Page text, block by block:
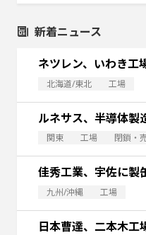
新着ニュース
ネツレン、いわき工
北海道/東北 工場
ルネサス、半導体製
関東 工場 閉鎖・
佳秀工業、宇佐に製
九州/沖縄 工場
日本曹達、二本木工